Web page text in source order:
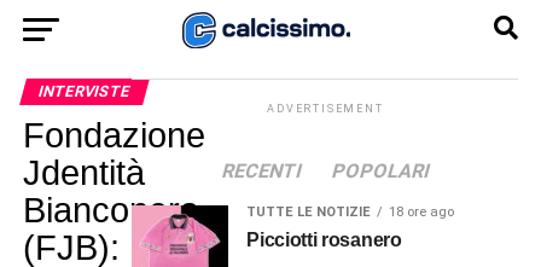
INTERVISTE
Fondazione
Jdentità
Bianconera
(FJB):
ADVERTISEMENT
RECENTI POPOLARI
TUTTE LE NOTIZIE 18 ore ago
Picciotti rosanero